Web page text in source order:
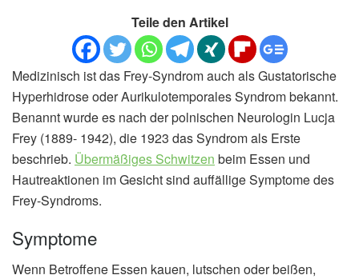
Teile den Artikel
Medizinisch ist das Frey-Syndrom auch als Gustatorische
Hyperhidrose oder Aurikulotemporales Syndrom bekannt.
Benannt wurde es nach der polnischen Neurologin Lucja
Frey (1889- 1942), die 1923 das Syndrom als Erste
beschrieb. Übermäßiges Schwitzen beim Essen und
Hautreaktionen im Gesicht sind auffällige Symptome des
Frey-Syndroms.
Symptome
Wenn Betroffene Essen kauen, lutschen oder beißen,